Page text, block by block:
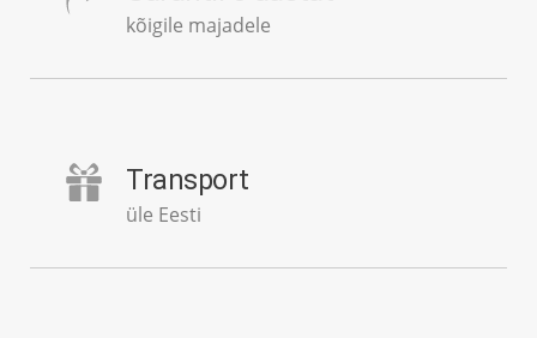
kõigile majadele
Transport
üle Eesti